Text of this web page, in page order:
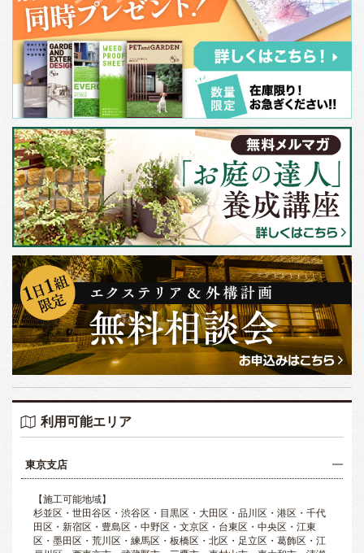
利用可能エリア
東京支店
【施工可能地域】
杉並区・世田谷区・渋谷区・目黒区・大田区・品川区・港区・千代
田区・新宿区・豊島区・中野区・文京区・台東区・中央区・江東
区・墨田区・荒川区・練馬区・板橋区・北区・足立区・葛飾区・江